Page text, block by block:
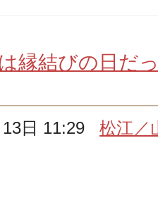
縁結びの日だ
13日 11:29松江／